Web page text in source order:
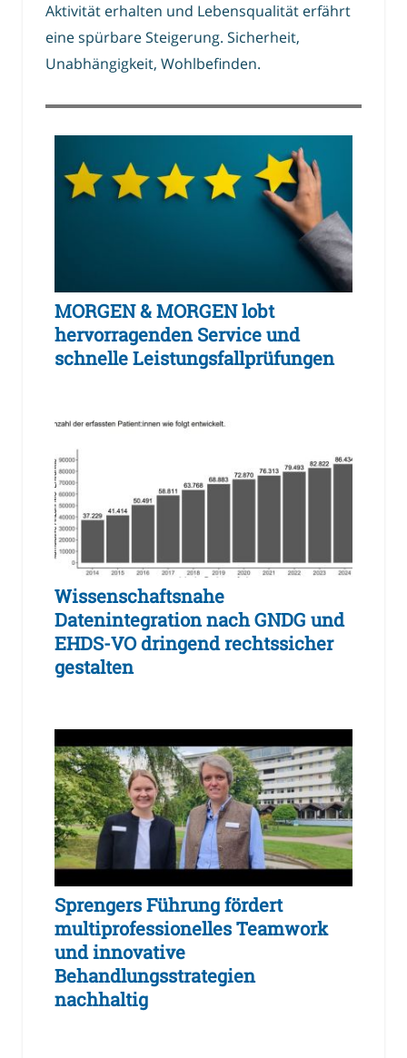
Aktivität erhalten und Lebensqualität erfährt
eine spürbare Steigerung. Sicherheit,
Unabhängigkeit, Wohlbefinden.
MORGEN & MORGEN lobt
hervorragenden Service und
schnelle Leistungsfallprüfungen
Wissenschaftsnahe
Datenintegration nach GNDG und
EHDS-VO dringend rechtssicher
gestalten
Sprengers Führung fördert
multiprofessionelles Teamwork
und innovative
Behandlungsstrategien
nachhaltig